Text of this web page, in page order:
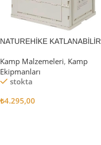
NATUREHİKE KATLANABİLİR
Kamp Malzemeleri, Kamp
Ekipmanları
stokta
₺4.295,00